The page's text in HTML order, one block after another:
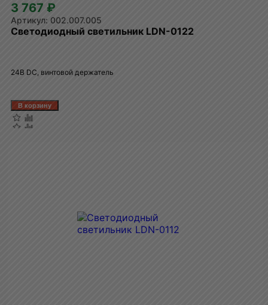
3 767 ₽
002.007.005
Светодиодный светильник LDN-0122
24В DC, винтовой держатель